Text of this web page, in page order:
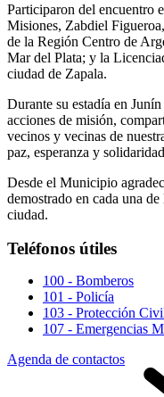
Participaron del encuentro
Misiones, Zabdiel
de la Región Centro de
Mar del Plata; y la
ciudad de Zapala.
Durante su estadía en
acciones de misión,
vecinos y vecinas de
paz, esperanza y
Desde el Municipio
demostrado en cada una
ciudad.
Teléfonos útiles
100 - Bomberos
101 - Policía
103 - Protección
107 - Emergencias
Agenda de contactos